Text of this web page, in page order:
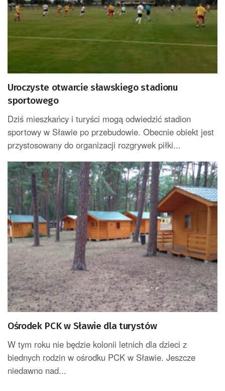
Uroczyste otwarcie sławskiego stadionu
sportowego
Dziś mieszkańcy i turyści mogą odwiedzić stadion
sportowy w Sławie po przebudowie. Obecnie obiekt jest
przystosowany do organizacji rozgrywek piłki...
Ośrodek PCK w Sławie dla turystów
W tym roku nie będzie kolonii letnich dla dzieci z
biednych rodzin w ośrodku PCK w Sławie. Jeszcze
niedawno nad...